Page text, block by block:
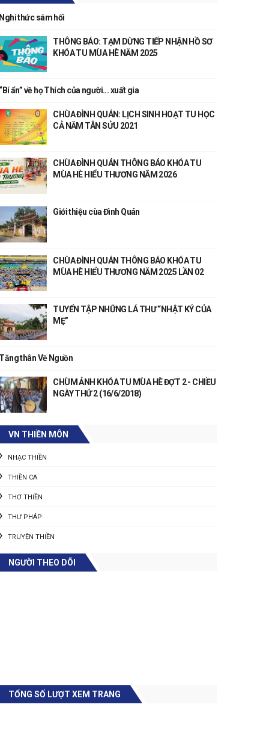
Nghi thức sám hối
THÔNG BÁO: TẠM DỪNG TIẾP NHẬN HỒ SƠ
KHÓA TU MÙA HÈ NĂM 2025
“Bí ẩn” về họ Thích của người... xuất gia
CHÙA ĐÌNH QUÁN: LỊCH SINH HOẠT TU HỌC
CẢ NĂM TÂN SỬU 2021
CHÙA ĐÌNH QUÁN THÔNG BÁO KHÓA TU
MÙA HÈ HIỂU THƯƠNG NĂM 2026
Giới thiệu cùa Đình Quán
CHÙA ĐÌNH QUÁN THÔNG BÁO KHÓA TU
MÙA HÈ HIỂU THƯƠNG NĂM 2025 LẦN 02
TUYỂN TẬP NHỮNG LÁ THƯ “NHẬT KÝ CỦA
MẸ”
Tăng thân Về Nguồn
CHÙM ẢNH KHÓA TU MÙA HÈ ĐỢT 2 - CHIỀU
NGÀY THỨ 2 (16/6/2018)
VN THIỀN MÔN
NHẠC THIỀN
THIỀN CA
THƠ THIỀN
THƯ PHÁP
TRUYỆN THIỀN
NGƯỜI THEO DÕI
TỔNG SỐ LƯỢT XEM TRANG